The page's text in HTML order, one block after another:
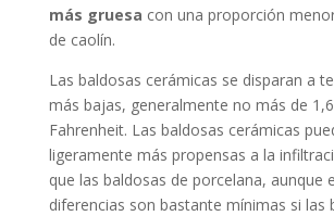
más gruesa con una proporción
de caolín.
Las baldosas cerámicas se disparan a
más bajas, generalmente no más de
Fahrenheit. Las baldosas cerámicas
ligeramente más propensas a la
que las baldosas de porcelana, aunque
diferencias son bastante mínimas si las